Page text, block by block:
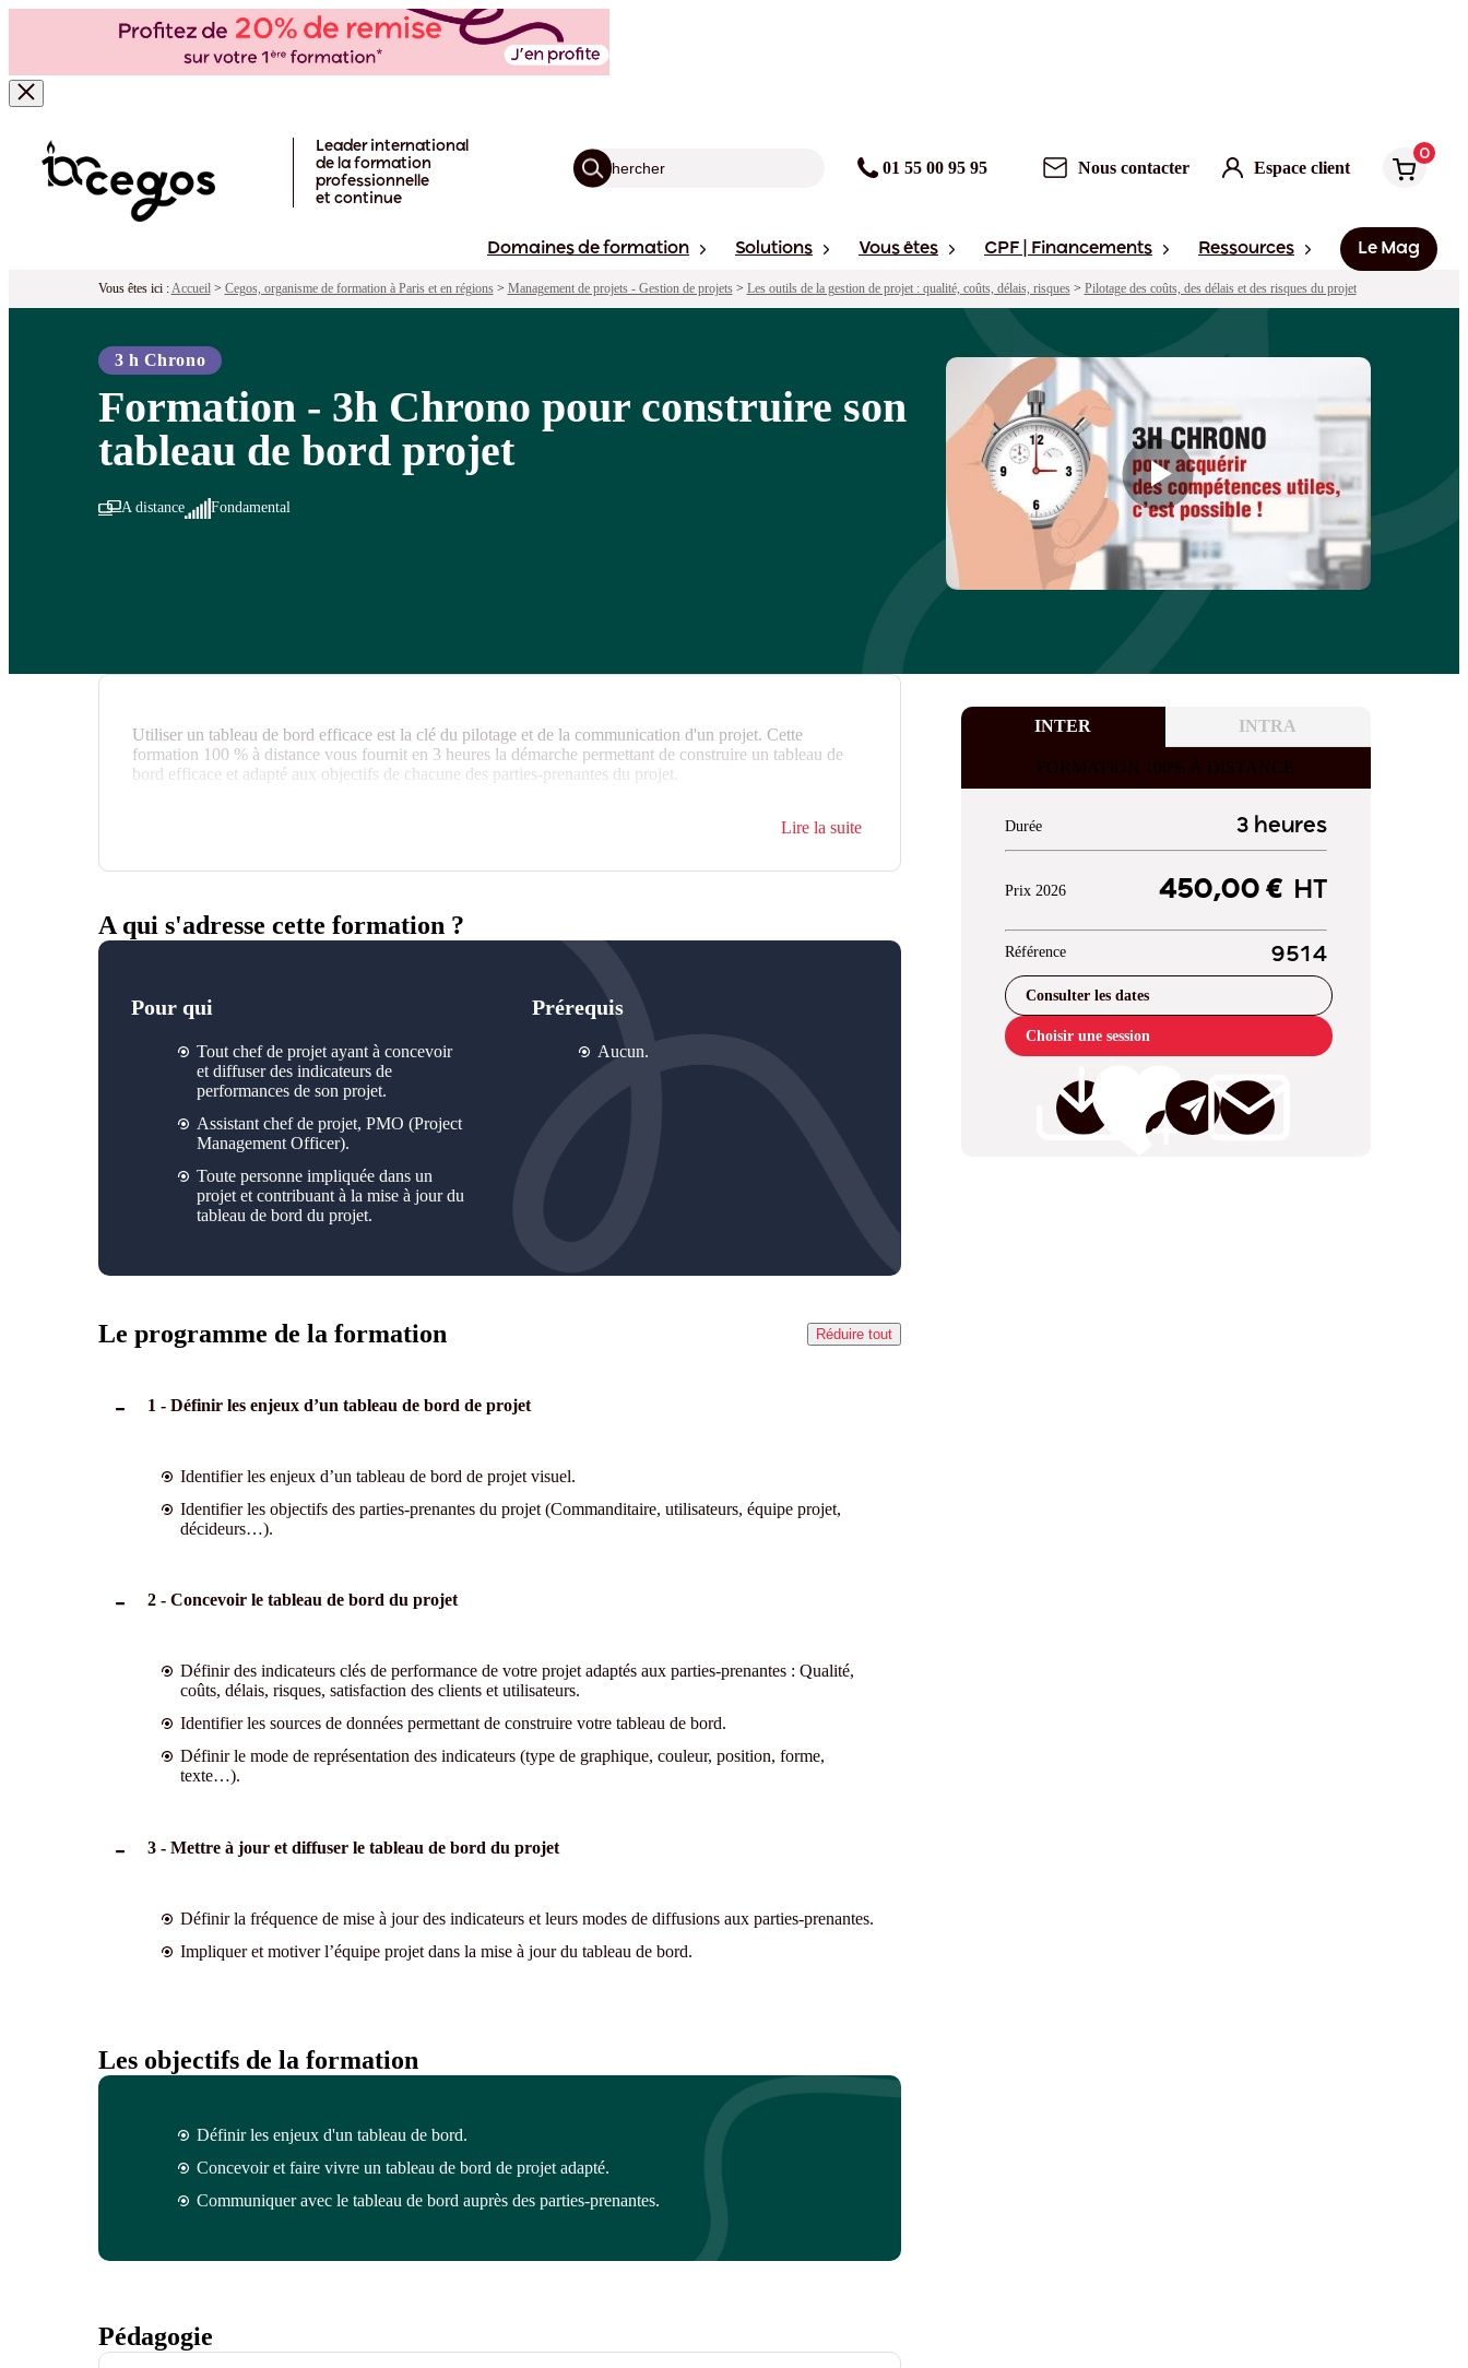
Leader international
de la formation
professionnelle
et continue
01 55 00 95 95 Nous contacter Espace client
0
Domaines de formation Solutions Vous êtes CPF | Financements Ressources Le Mag
Vous êtes ici :Accueil> Cegos, organisme de formation à Paris et en régions> Management de projets - Gestion de projets> Les outils de la gestion de projet : qualité, coûts, délais, risques> Pilotage des coûts, des délais et des risques du projet
3 h Chrono
Formation - 3h Chrono pour construire son
tableau de bord projet
A distance Fondamental
INTER INTRA
FORMATION 100% À DISTANCE
Durée 3 heures
Prix 2026 450,00 €HT
Référence 9514
Consulter les dates
Choisir une session
Utiliser un tableau de bord efficace est la clé du pilotage et de la communication d'un projet. Cette
formation 100 % à distance vous fournit en 3 heures la démarche permettant de construire un tableau de
bord efficace et adapté aux objectifs de chacune des parties-prenantes du projet.
Lire la suite
A qui s'adresse cette formation ?
Pour qui
Tout chef de projet ayant à concevoir
et diffuser des indicateurs de
performances de son projet.
Assistant chef de projet, PMO (Project
Management Officer).
Toute personne impliquée dans un
projet et contribuant à la mise à jour du
tableau de bord du projet.
Prérequis
Aucun.
Le programme de la formation Réduire tout
1 - Définir les enjeux d’un tableau de bord de projet
Identifier les enjeux d’un tableau de bord de projet visuel.
Identifier les objectifs des parties-prenantes du projet (Commanditaire, utilisateurs, équipe projet,
décideurs…).
2 - Concevoir le tableau de bord du projet
Définir des indicateurs clés de performance de votre projet adaptés aux parties-prenantes : Qualité,
coûts, délais, risques, satisfaction des clients et utilisateurs.
Identifier les sources de données permettant de construire votre tableau de bord.
Définir le mode de représentation des indicateurs (type de graphique, couleur, position, forme,
texte…).
3 - Mettre à jour et diffuser le tableau de bord du projet
Définir la fréquence de mise à jour des indicateurs et leurs modes de diffusions aux parties-prenantes.
Impliquer et motiver l’équipe projet dans la mise à jour du tableau de bord.
Les objectifs de la formation
Définir les enjeux d'un tableau de bord.
Concevoir et faire vivre un tableau de bord de projet adapté.
Communiquer avec le tableau de bord auprès des parties-prenantes.
Pédagogie
Formation - 3h Chrono pour construire son tableau de bord projet
Pour qui ? Programme Objectifs Pédagogie Financement